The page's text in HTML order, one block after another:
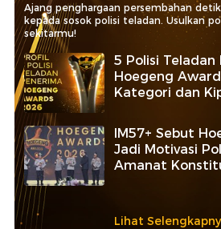
Ajang penghargaan persembahan
kepada sosok polisi teladan. Usulkan
sekitarmu!
5 Polisi Teladan
Hoegeng
Kategori dan
IM57+ Sebut
Jadi Motivasi
Amanat
Lihat